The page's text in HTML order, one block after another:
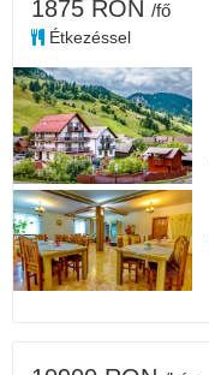
1875 RON /fő
Étkezéssel